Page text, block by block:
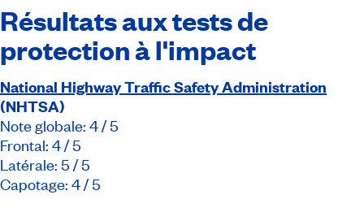
Résultats aux tests de
protection à l'impact
National Highway Traffic Safety Administration
(NHTSA)
Note globale: 4 / 5
Frontal: 4 / 5
Latérale: 5 / 5
Capotage: 4 / 5